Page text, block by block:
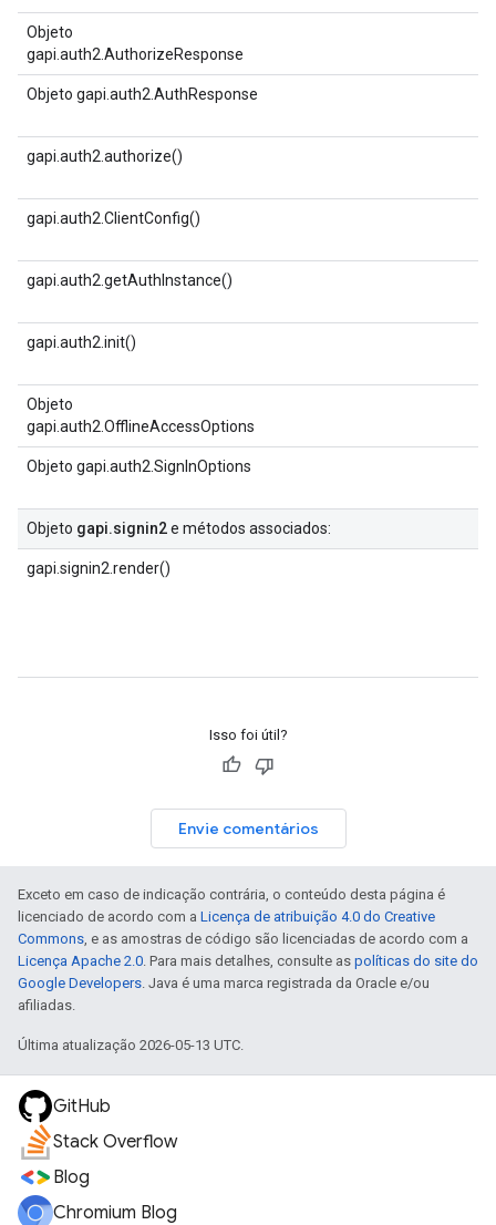
Objeto
gapi.auth2.AuthorizeResponse
Objeto gapi.auth2.AuthResponse
gapi.auth2.authorize()
gapi.auth2.ClientConfig()
gapi.auth2.getAuthInstance()
gapi.auth2.init()
Objeto
gapi.auth2.OfflineAccessOptions
Objeto gapi.auth2.SignInOptions
Objeto gapi.signin2e métodos associados:
gapi.signin2.render()
Isso foi útil?
Envie comentários
Exceto em caso de indicação contrária, o conteúdo desta página é
licenciado de acordo com a Licença de atribuição 4.0 do Creative
Commons, e as amostras de código são licenciadas de acordo com a
Licença Apache 2.0. Para mais detalhes, consulte as políticas do site do
Google Developers. Java é uma marca registrada da Oracle e/ou
afiliadas.
Última atualização 2026-05-13 UTC.
GitHub
Stack Overflow
Blog
Chromium Blog